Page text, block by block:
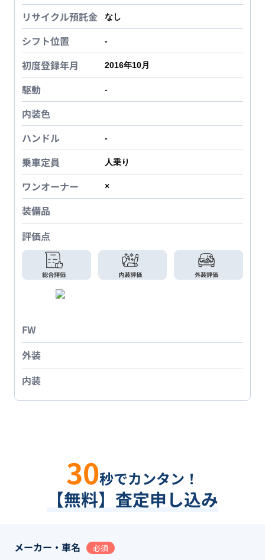
リサイクル預託金 なし
シフト位置 -
初度登録年月 2016年10月
駆動 -
内装色
ハンドル
-
乗車定員 人乗り
ワンオーナー ×
装備品
評価点
FW
外装
内装
30秒でカンタン！
【無料】査定申し込み
メーカー・車名 必須